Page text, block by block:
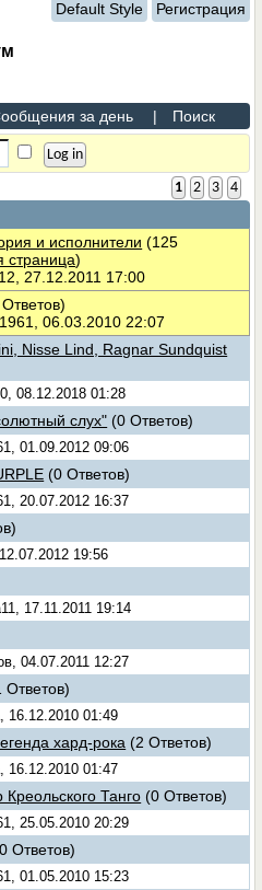
Default Style Регистрация
за день | Поиск
1 2 3 4
и исполнители (125
страница)
27.12.2011 17:00
06.03.2010 22:07
Nisse Lind, Ragnar Sundquist
08.12.2018 01:28
слух" (0 Ответов)
01.09.2012 09:06
(0 Ответов)
20.07.2012 16:37
19:56
17.11.2011 19:14
04.07.2011 12:27
Ответов)
16.12.2010 01:49
хард-рока (2 Ответов)
16.12.2010 01:47
Танго (0 Ответов)
25.05.2010 20:29
Ответов)
01.05.2010 15:23